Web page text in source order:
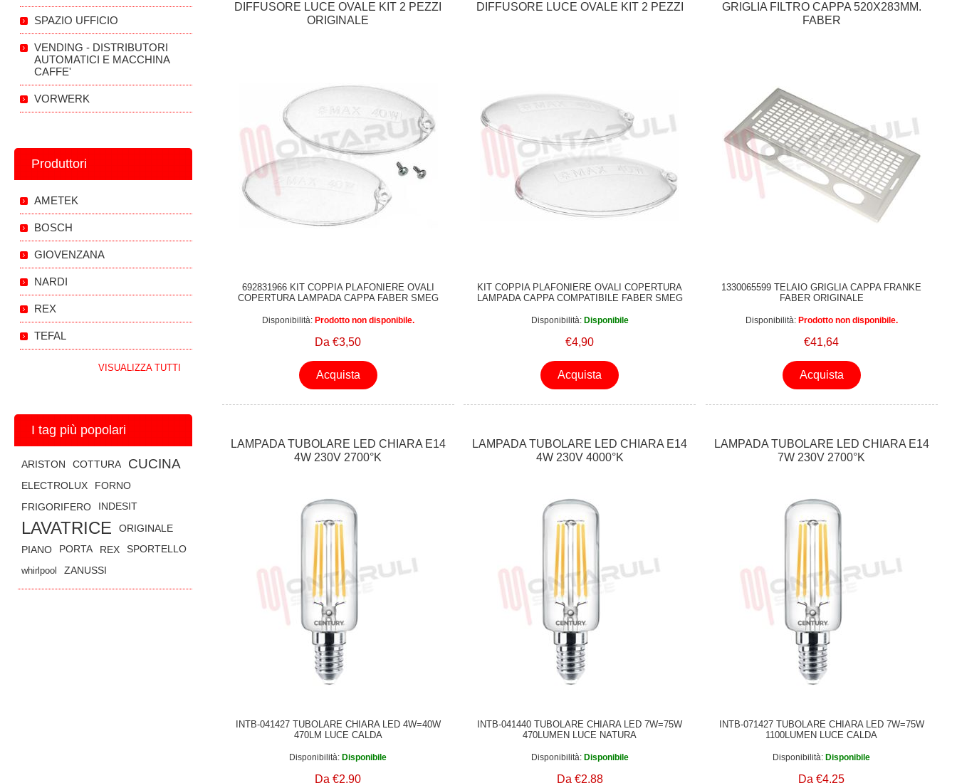
DIFFUSORE LUCE OVALE KIT 2 PEZZI
ORIGINALE
692831966 KIT COPPIA PLAFONIERE OVALI
COPERTURA LAMPADA CAPPA FABER SMEG
Disponibilità: Prodotto non disponibile.
Da €3,50
Acquista
DIFFUSORE LUCE OVALE KIT 2 PEZZI
KIT COPPIA PLAFONIERE OVALI COPERTURA
LAMPADA CAPPA COMPATIBILE FABER SMEG
Disponibilità: Disponibile
€4,90
Acquista
GRIGLIA FILTRO CAPPA 520X283MM.
FABER
1330065599 TELAIO GRIGLIA CAPPA FRANKE
FABER ORIGINALE
Disponibilità: Prodotto non disponibile.
€41,64
Acquista
LAMPADA TUBOLARE LED CHIARA E14
4W 230V 2700°K
INTB-041427 TUBOLARE CHIARA LED 4W=40W
470LM LUCE CALDA
Disponibilità: Disponibile
Da €2,90
LAMPADA TUBOLARE LED CHIARA E14
4W 230V 4000°K
INTB-041440 TUBOLARE CHIARA LED 7W=75W
470LUMEN LUCE NATURA
Disponibilità: Disponibile
Da €2,88
LAMPADA TUBOLARE LED CHIARA E14
7W 230V 2700°K
INTB-071427 TUBOLARE CHIARA LED 7W=75W
1100LUMEN LUCE CALDA
Disponibilità: Disponibile
Da €4,25
SPAZIO UFFICIO
VENDING - DISTRIBUTORI
AUTOMATICI E MACCHINA
CAFFE'
VORWERK
Produttori
AMETEK
BOSCH
GIOVENZANA
NARDI
REX
TEFAL
VISUALIZZA TUTTI
I tag più popolari
ARISTON COTTURA CUCINA
ELECTROLUX
FORNO
FRIGORIFERO
INDESIT
LAVATRICE
ORIGINALE
PIANO
PORTA REX
SPORTELLO
whirlpool
ZANUSSI